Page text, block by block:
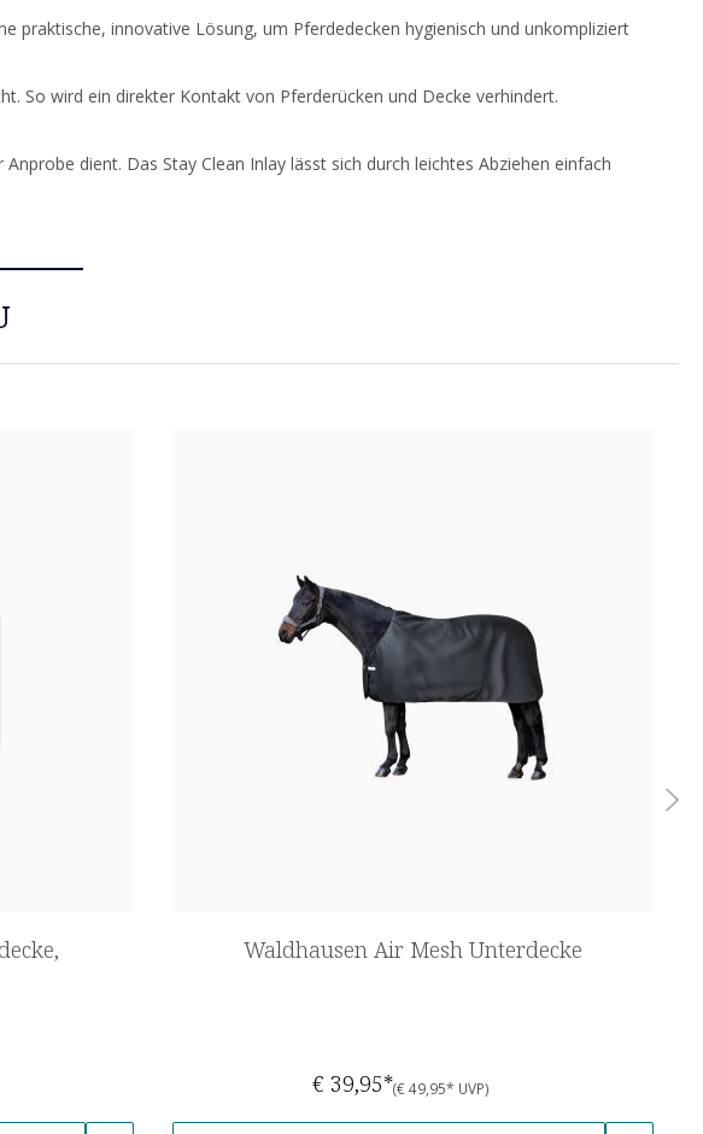
praktische, innovative Lösung, um Pferdedecken hygienisch und unkompliziert
So wird ein direkter Kontakt von Pferderücken und Decke verhindert.
dient. Das Stay Clean Inlay lässt sich durch leichtes Abziehen einfach
Waldhausen Air Mesh Unterdecke
€ 39,95*(€ 49,95* UVP)